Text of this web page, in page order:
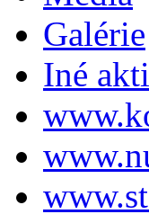
Galérie
Iné